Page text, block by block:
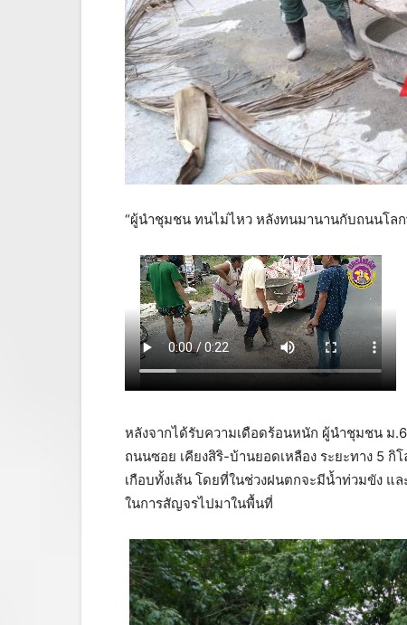
“ผู้นำชุมชน ทนไม่ไหว หลังทนมานานกับถนนโล
หลังจากได้รับความเดือดร้อนหนัก ผู้นำชุมชน ม
ถนนซอย เคียงสิริ-บ้านยอดเหลือง ระยะทาง 5
เกือบทั้งเส้น โดยที่ในช่วงฝนตกจะมีน้ำท่วมขัง แ
ในการสัญจรไปมาในพื้นที่